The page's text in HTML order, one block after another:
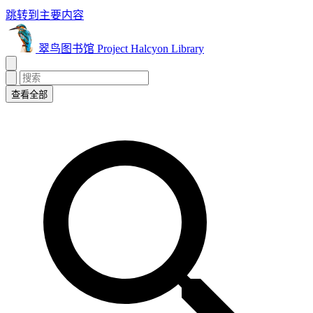
跳转到主要内容
翠鸟图书馆 Project Halcyon Library
查看全部